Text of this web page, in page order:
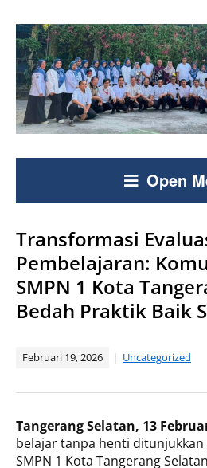
Open
Transformasi
Pembelajaran:
SMPN 1 Kota
Bedah Praktik Baik
Februari 19, 2026 Uncategorized
Tangerang Selatan, 13
belajar tanpa henti
SMPN 1 Kota Tangerang